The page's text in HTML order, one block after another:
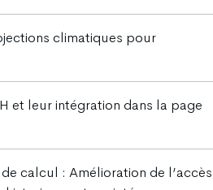
climatiques pour
et leur intégration dans la page
calcul : Amélioration de l’accès